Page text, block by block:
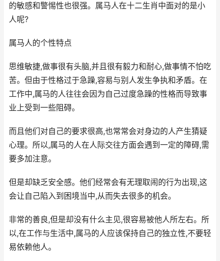
的敏感和警惕性也很强。属马人在十二生肖中面对的是小
人呢?
属马人的个性特点
思维敏捷,做事很有头脑,并且很有毅力和耐心,做事情不怕吃
苦。但由于性格过于急躁,容易与别人发生争执和矛盾。在
工作中,属马的人往往会因为自己过度急躁的性格而导致事
业上受到一些阻碍。
而且他们对自己的要求很高,也常常会对身边的人产生猜疑
心理。所以,属马的人在人际交往方面会遇到一定的障碍,需
要多加注意。
但是却缺乏安全感。他们经常会有无理取闹的行为出现,这
会让自己陷入到困境当中,从而失去很多的机会。
非常的善良,但是却没有什么主见,很容易被他人所左右。所
以,在工作与生活中,属马的人应该保持自己的独立性,不要轻
易依赖他人。